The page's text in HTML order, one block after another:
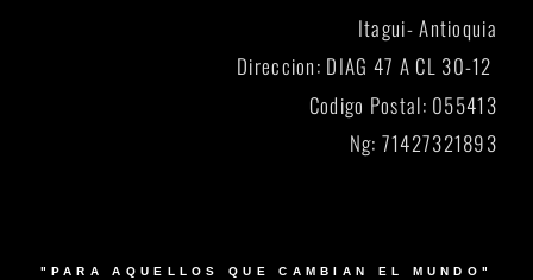
Itagui- Antioquia
Direccion: DIAG 47 A CL 30-12
Codigo Postal: 055413
Ng: 71427321893
"PARA AQUELLOS QUE CAMBIAN EL MUNDO"